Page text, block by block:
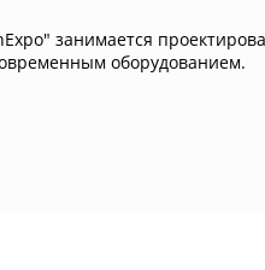
занимается
оборудованием.